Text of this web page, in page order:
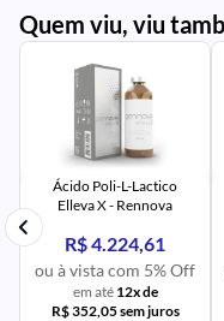
Quem viu, viu
UR
Ácido Poli-L-Lactico
Elleva X - Rennova
R$ 4.224,61
ou à vista com 5% Off
em até 12x de
R$ 352,05 sem juros